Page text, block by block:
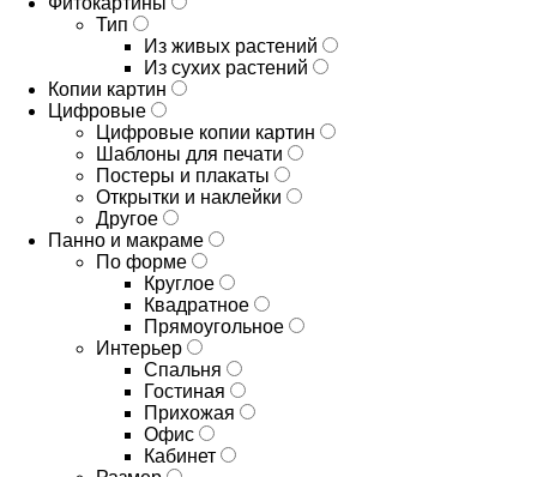
Тип
Из живых растений
Из сухих растений
Копии картин
Цифровые
Цифровые копии картин
Шаблоны для печати
Постеры и плакаты
Открытки и наклейки
Другое
Панно и макраме
По форме
Круглое
Квадратное
Прямоугольное
Интерьер
Спальня
Гостиная
Прихожая
Офис
Кабинет